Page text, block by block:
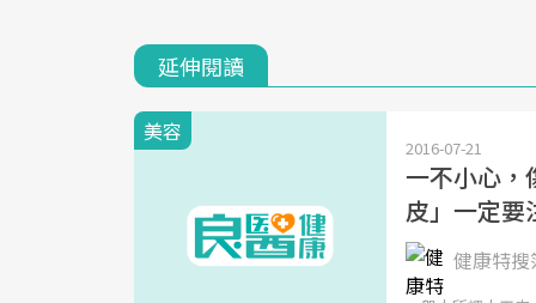
延伸閱讀
美容
2016-07-21
一不小心，
皮」一定要
健康特